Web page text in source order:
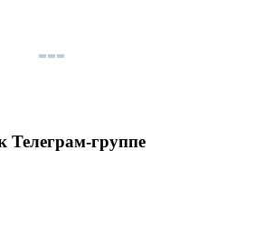
Телеграм-группе